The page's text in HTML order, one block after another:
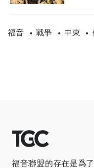
福音 • 戰爭 • 中東 •
福音聯盟的存在是爲